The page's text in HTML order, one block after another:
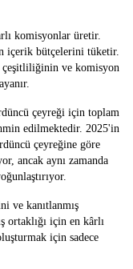
komisyonlar üretir.
içerik bütçelerini tüketir.
çeşitliliğinin ve komisyon
çeyreği için toplam
edilmektedir. 2025'in
çeyreğine göre
ancak aynı zamanda
ve kanıtlanmış
ortaklığı için en kârlı
için sadece